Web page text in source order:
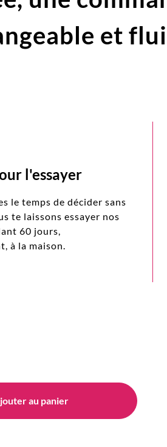
et
l'essayer
le temps de décider sans
te laissons essayer nos
60 jours,
à la maison.
au panier